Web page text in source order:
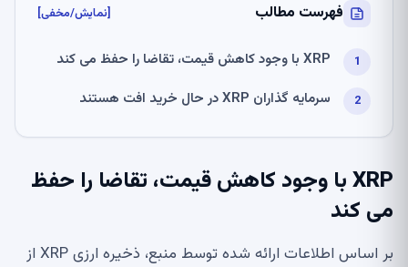
فهرست مطالب [نمایش/مخفی]
XRP با وجود کاهش قیمت، تقاضا را حفظ می کند
سرمایه گذاران XRP در حال خرید افت هستند
XRP با وجود کاهش قیمت، تقاضا را حفظ
می کند
بر اساس اطلاعات ارائه شده توسط منبع، ذخیره ارزی XRP از